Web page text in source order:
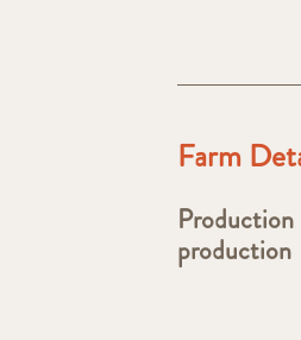
Farm
Production
production